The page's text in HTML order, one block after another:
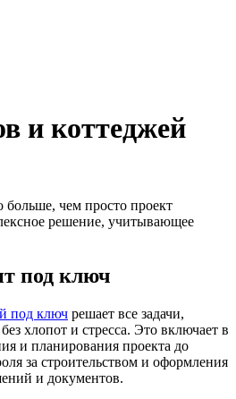
и коттеджей
чем просто проект
решение, учитывающее
под ключ
под ключ решает все задачи,
хлопот и стресса. Это включает в
и планирования проекта до
за строительством и оформления
и документов.